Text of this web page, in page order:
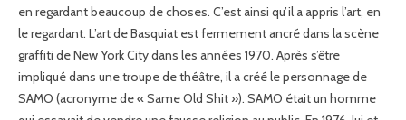
en regardant beaucoup de choses. C’est ainsi qu’il a appris l’art, en
le regardant. L’art de Basquiat est fermement ancré dans la scène
graffiti de New York City dans les années 1970. Après s’être
impliqué dans une troupe de théâtre, il a créé le personnage de
SAMO (acronyme de « Same Old Shit »). SAMO était un homme